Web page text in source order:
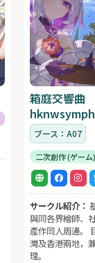
箱庭交響曲
ブース：A07
二次創作 (ゲーム)
サークル紹介：
與同各界繪師、
產作同人周邊。
灣及香港兩地，
理。